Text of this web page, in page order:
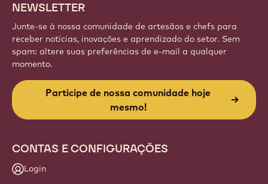
NEWSLETTER
Junte-se à nossa comunidade de artesãos e chefs para
receber notícias, inovações e aprendizado do setor. Sem
spam: altere suas preferências de e-mail a qualquer
momento.
Participe de nossa comunidade hoje
mesmo!
CONTAS E CONFIGURAÇÕES
Login